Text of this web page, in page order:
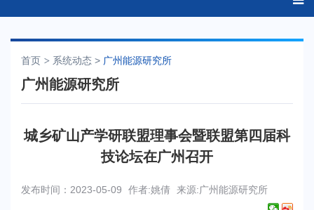
首页 系统动态 > 广州能源研究所
广州能源研究所
城乡矿山产学研联盟理事会暨联盟第四届科
技论坛在广州召开
发布时间：2023-05-09 作者:姚倩 来源:广州能源研究所